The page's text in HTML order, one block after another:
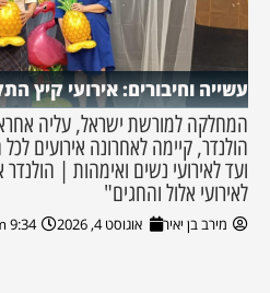
עשייה וחיבורים: אירועי קיץ
המחלקה למורשת ישראל, עליה
הולנדר, קיימה לאחרונה אירועים
ועד לאירועי נשים ואימהות |
לאירועי אלול והחגים"
מירב בן יאיר אוגוסט 4, 2026 9:34 pm